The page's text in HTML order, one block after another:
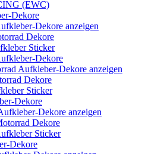
(EWC)
Dekore
Dekore anzeigen
Dekore
Sticker
Dekore
Aufkleber-Dekore anzeigen
Dekore
Sticker
Dekore
Dekore anzeigen
Dekore
Sticker
Dekore